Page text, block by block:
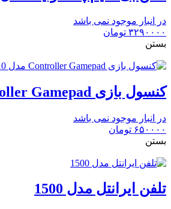
در انبار موجود نمی باشد
۳۲۹۰۰۰۰ تومان
بستن
کنسول بازی Controller Gamepad مدل S10
در انبار موجود نمی باشد
۶۵۰۰۰۰ تومان
بستن
تلفن ایرانتل مدل 1500